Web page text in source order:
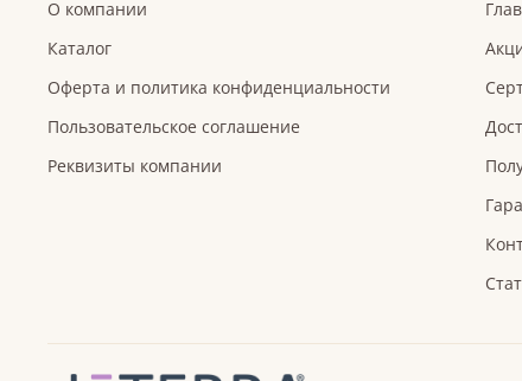
О компании
Каталог
Оферта и политика конфиденциальности
Пользовательское соглашение
Реквизиты компании